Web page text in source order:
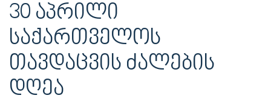
30 ᲐᲞᲠᲘᲚᲘ
ᲡᲐᲥᲐᲠᲗᲕᲔᲚᲝᲡ
ᲗᲐᲕᲓᲐᲪᲕᲘᲡ ᲫᲐᲚᲔᲑᲘᲡ
ᲓᲦᲔᲐ